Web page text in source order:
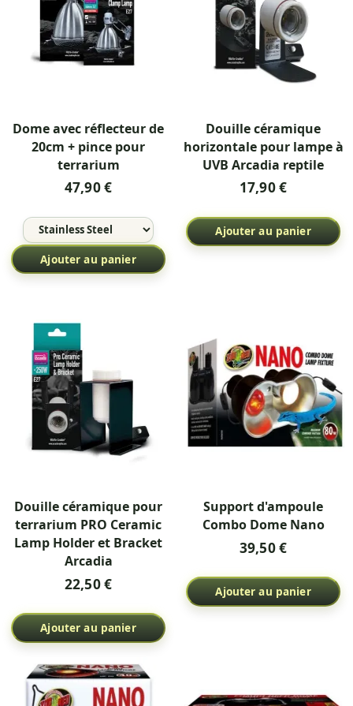
Dome avec réflecteur de
20cm + pince pour
terrarium
47,90 €
Ajouter au panier
Douille céramique
horizontale pour lampe à
UVB Arcadia reptile
17,90 €
Ajouter au panier
Douille céramique pour
terrarium PRO Ceramic
Lamp Holder et Bracket
Arcadia
22,50 €
Ajouter au panier
Support d'ampoule
Combo Dome Nano
39,50 €
Ajouter au panier